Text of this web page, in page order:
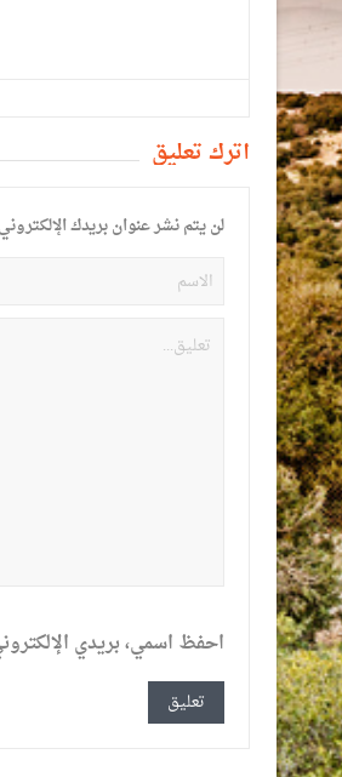
أترك تعليق
لن يتم نشر عنوان بريدك
احفظ اسمي، بريدي